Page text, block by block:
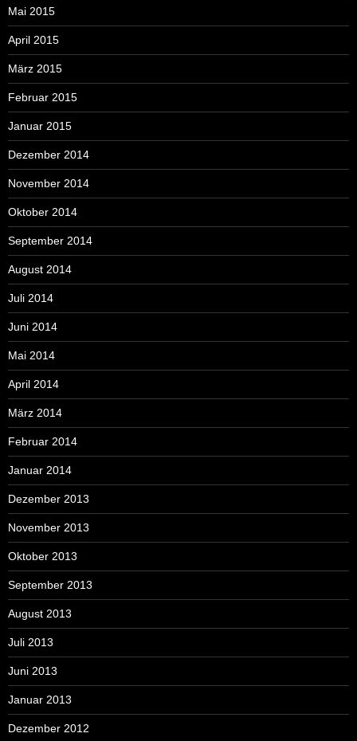
Mai 2015
April 2015
März 2015
Februar 2015
Januar 2015
Dezember 2014
November 2014
Oktober 2014
September 2014
August 2014
Juli 2014
Juni 2014
Mai 2014
April 2014
März 2014
Februar 2014
Januar 2014
Dezember 2013
November 2013
Oktober 2013
September 2013
August 2013
Juli 2013
Juni 2013
Januar 2013
Dezember 2012